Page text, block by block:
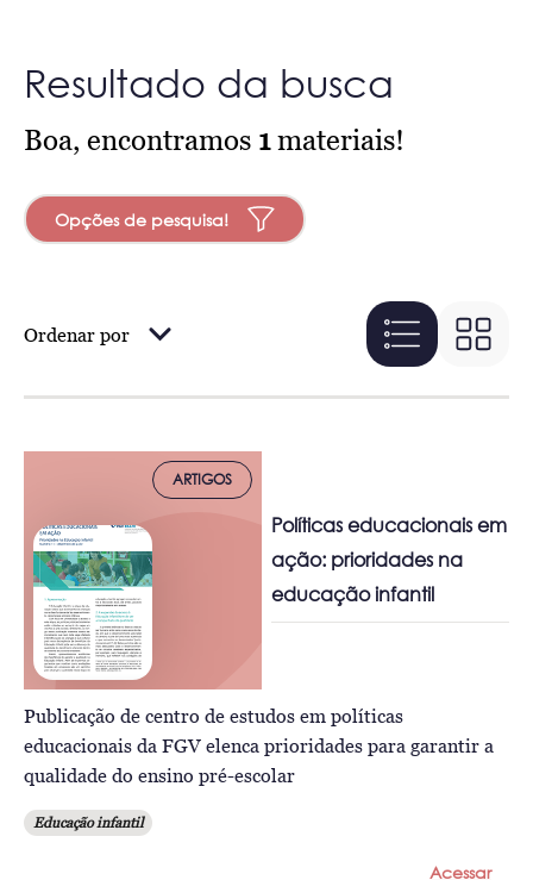
Resultado da busca
Boa, encontramos 1materiais!
Opções de pesquisa!
Ordenar por
ARTIGOS
Políticas educacionais em
ação: prioridades na
educação infantil
Publicação de centro de estudos em políticas
educacionais da FGV elenca prioridades para garantir a
qualidade do ensino pré-escolar
Educação infantil
Acessar